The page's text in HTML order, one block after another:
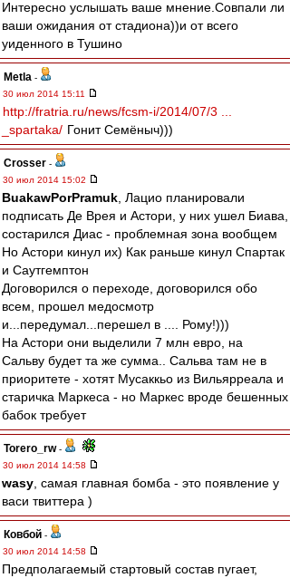
Интересно услышать ваше мнение.Совпали ли
ваши ожидания от стадиона))и от всего
уиденного в Тушино
Metla -
30 июл 2014 15:11
http://fratria.ru/news/fcsm-i/2014/07/3 ...
_spartaka/ Гонит Семёныч)))
Crosser -
30 июл 2014 15:02
BuakawPorPramuk , Лацио планировали
подписать Де Врея и Астори, у них ушел Биава,
состарился Диас - проблемная зона вообщем
Но Астори кинул их) Как раньше кинул Спартак
и Саутгемптон
Договорился о переходе, договорился обо
всем, прошел медосмотр
и...передумал...перешел в .... Рому!)))
На Астори они выделили 7 млн евро, на
Сальву будет та же сумма.. Сальва там не в
приоритете - хотят Мусаккьо из Вильярреала и
старичка Маркеса - но Маркес вроде бешенных
бабок требует
Torero_rw-
30 июл 2014 14:58
wasy , самая главная бомба - это появление у
васи твиттера )
Ковбой -
30 июл 2014 14:58
Предполагаемый стартовый состав пугает,